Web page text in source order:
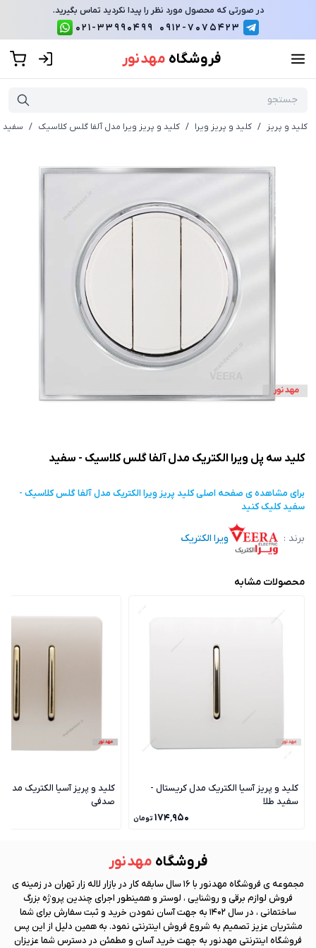
در صورتی که محصول مورد نظر را پیدا نکردید تماس بگیرید.
0912-7075423
021-33990499
فروشگاه مهد نور
کلید و پریز / کلید و پریز ویرا / کلید و پریز ویرا مدل آلفا گلس کلاسیک / سفید
کلید سه پل ویرا الکتریک مدل آلفا گلس کلاسیک - سفید
برای مشاهده ی صفحه اصلیکلید پریز ویرا الکتریک مدل آلفا گلس کلاسیک -
سفیدکلیک کنید
برند : ویرا الکتریک
محصولات مشابه
کلید و پریز آسیا الکتریک مدل کریستال -
سفید طلا
۱۷۴٬۹۵۰ تومان
کلید و پریز آسیا الکتریک مدل
صدفی
فروشگاه مهد نور
مجموعه ی فروشگاه مهد نور
با 16 سال سابقه کار در بازار لاله زار تهران در زمینه ی
فروش لوازم برقی و روشنایی ، لوستر و همینطور اجرای چندین پروژه بزرگ
ساختمانی ، در سال 1402 به جهت آسان نمودن خرید و ثبت سفارش برای شما
مشتریان عزیز تصمیم به شروع فروش اینترنتی نمود. به همین دلیل از این پس
فروشگاه اینترنتی مهد نور به جهت خرید آسان و مطمئن در دسترس شما عزیزان